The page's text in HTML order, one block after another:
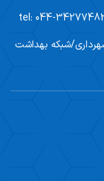
شبکه بهداشت